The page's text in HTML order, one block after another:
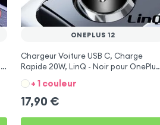
ONEPLUS 12
Chargeur Voiture USB C, Charge
Rapide 20W, LinQ - Noir pour OnePlus
12
+ 1 couleur
17,90 €